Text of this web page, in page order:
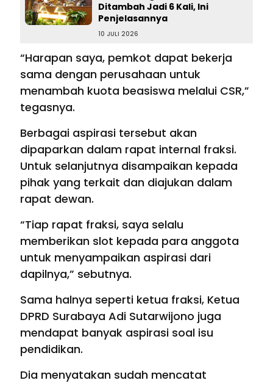
Ditambah Jadi 6 Kali, Ini
Penjelasannya
10 JULI 2026
“Harapan saya, pemkot dapat bekerja
sama dengan perusahaan untuk
menambah kuota beasiswa melalui CSR,”
tegasnya.
Berbagai aspirasi tersebut akan
dipaparkan dalam rapat internal fraksi.
Untuk selanjutnya disampaikan kepada
pihak yang terkait dan diajukan dalam
rapat dewan.
“Tiap rapat fraksi, saya selalu
memberikan slot kepada para anggota
untuk menyampaikan aspirasi dari
dapilnya,” sebutnya.
Sama halnya seperti ketua fraksi, Ketua
DPRD Surabaya Adi Sutarwijono juga
mendapat banyak aspirasi soal isu
pendidikan.
Dia menyatakan sudah mencatat